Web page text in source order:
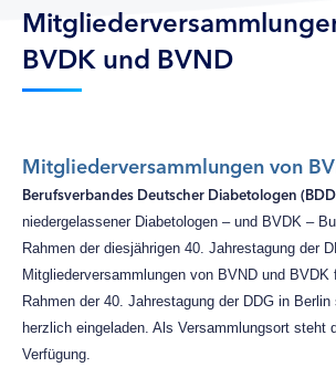
BVDK und BVND
Mitgliederversammlungen von
Berufsverbandes Deutscher Diabetologen
niedergelassener Diabetologen – und BVDK –
Rahmen der diesjährigen 40. Jahrestagung der
Mitgliederversammlungen von BVND und
Rahmen der 40. Jahrestagung der DDG in
herzlich eingeladen. Als Versammlungsort
Verfügung.